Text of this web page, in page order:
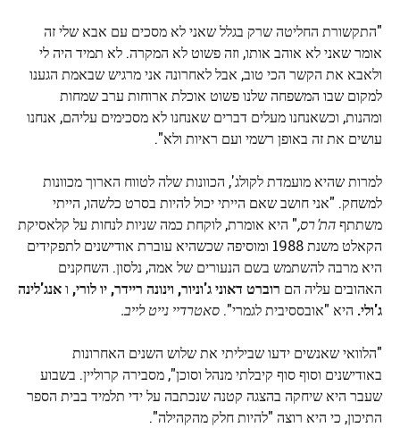
"התקשורת החליטה שרק בגלל שאני לא מסכים עם אבא שלי זה
אומר שאני לא אוהב אותו, וזה פשוט לא המקרה. לא תמיד היה לי
ולאבא את הקשר הכי טוב, אבל לאחרונה אני מרגיש שבאמת הגענו
למקום שבו המשפחה שלנו פשוט אוכלת ארוחות ערב שמחות
ומהנות, וכשאנחנו מעלים דברים שאנחנו לא מסכימים עליהם, אנחנו
עושים את זה באופן רשמי ועם ראיות ולא".
למרות שהיא מועמדת לקולג', הכוונות שלה לטווח הארוך מכוונות
למשחק. "אני חושב שאם הייתי יכול להיות בסרט כלשהו, ​​הייתי
משתתףהת'רס," היא אומרת, לוקחת כמה שניות לנחות על קלאסיקת
הקאלט משנת 1988 ומוסיפה שכשהיא עוברת אודישנים לתפקידים
היא מרבה להשתמש בשם הנעורים של אמה, נלסון. השחקנים
האהובים עליה הם רוברט דאוני ג'וניור, וינונה ריידר, יו לורי, ואנג'לינה
ג'ולי. היא "אובססיבית לגמרי". סאטרדיי נייט לייב.
"הלוואי שאנשים ידעו שביליתי את שלוש השנים האחרונות
באודישנים וסוף סוף קיבלתי מנהל וסוכן", מסבירה קרוליין. בשבוע
שעבר היא שיחקה בהצגה קטנה שנכתבה על ידי תלמיד בבית הספר
התיכון, כי היא רוצה "להיות חלק מהקהילה".